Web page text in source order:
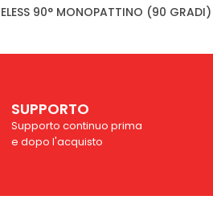
90° MONOPATTINO (90 GRADI)
SUPPORTO
Supporto continuo prima
e dopo l'acquisto